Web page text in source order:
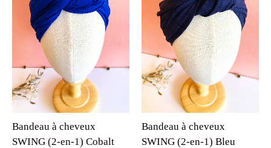
Bandeau à cheveux
SWING (2-en-1) Cobalt
Bandeau à cheveux
SWING (2-en-1) Bleu